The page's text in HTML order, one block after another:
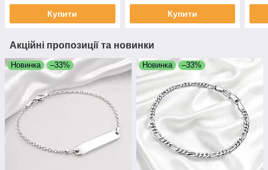
Купити Купити
Акційні пропозиції та новинки
Новинка –33% Новинка –33%